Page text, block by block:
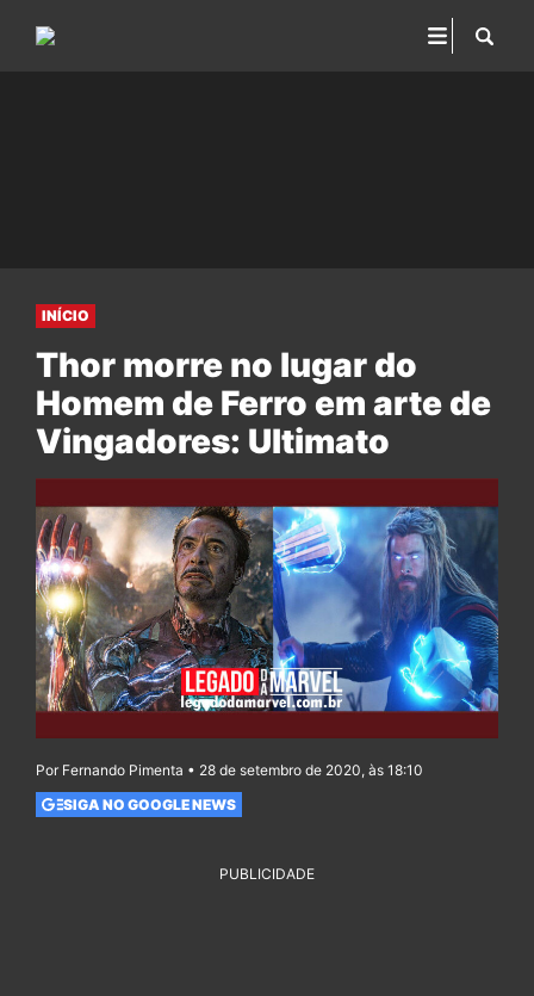
INÍCIO
Thor morre no lugar do
Homem de Ferro em arte de
Vingadores: Ultimato
Por Fernando Pimenta • 28 de setembro de 2020, às 18:10
SIGA NO GOOGLE NEWS
PUBLICIDADE